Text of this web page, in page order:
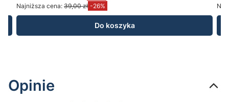
Najniższa cena: 39,00 zł -26%
Do koszyka
Opinie